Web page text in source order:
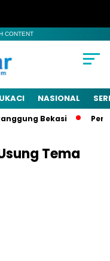
CONTENT
NASIONAL
Bekasi
Tema